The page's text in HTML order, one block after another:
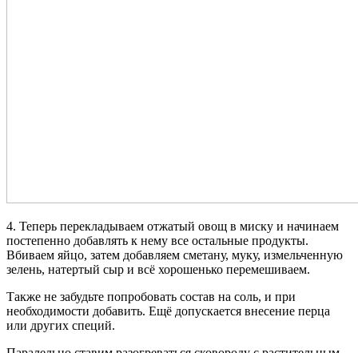
4. Теперь перекладываем отжатый овощ в миску и начинаем
постепенно добавлять к нему все остальные продукты.
Вбиваем яйцо, затем добавляем сметану, муку, измельченную
зелень, натертый сыр и всё хорошенько перемешиваем.
Также не забудьте попробовать состав на соль, и при
необходимости добавить. Ещё допускается внесение перца
или других специй.